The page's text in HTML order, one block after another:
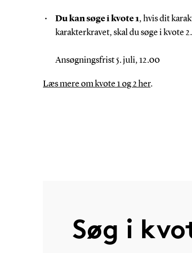
Du kan søge i kvote 1, hvis dit
karakterkravet, skal du søge i kvote 2.
Ansøgningsfrist 5. juli, 12.00
Læs mere om kvote 1 og 2 her.
Søg i